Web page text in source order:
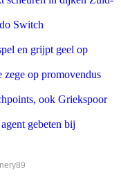
Switch
en grijpt geel op
zege op promovendus
ook Griekspoor
gebeten bij